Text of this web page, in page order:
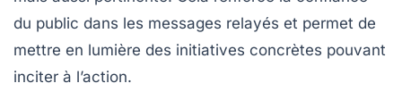
du public dans les messages relayés et permet de
mettre en lumière des initiatives concrètes pouvant
inciter à l’action.